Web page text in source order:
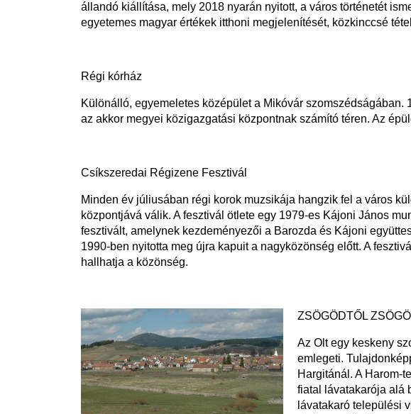
állandó kiállítása, mely 2018 nyarán nyitott, a város történetét
egyetemes magyar értékek itthoni megjelenítését, közkinccsé
Régi kórház
Különálló, egyemeletes középület a Mikóvár
az akkor megyei közigazgatási központnak számító téren. Az
Csíkszeredai Régizene Fesztivál
Minden év júliusában régi korok muzsikája hangzik fel a város
központjává válik. A fesztivál ötlete egy 1979-es Kájoni János
fesztivált, amelynek kezdeményezői a Barozda és Kájoni
1990-ben nyitotta meg újra kapuit a nagyközönség előtt. A
hallhatja a közönség.
ZSÖGÖDTŐL
Az Olt egy keskeny
emlegeti.
Hargitánál. A Harom-
fiatal lávatakarója alá
lávatakaró települési